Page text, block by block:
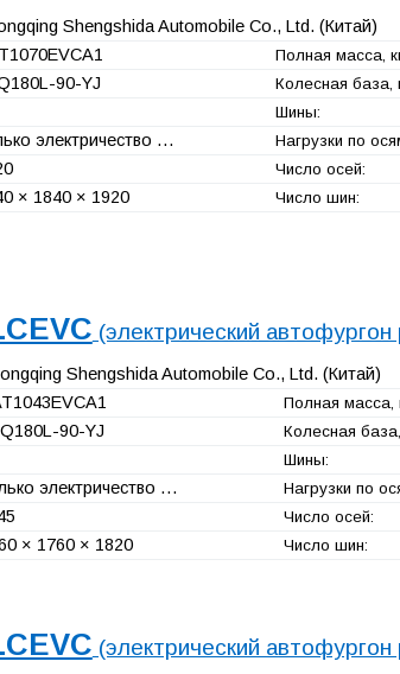
Shengshida Automobile Co., Ltd. (Китай)
Полная масса,
90-YJ Колесная база,
Шины:
электричество … Нагрузки по
Число осей:
× 1840 × 1920 Число шин:
(электрический
Shengshida Automobile Co., Ltd. (Китай)
Полная масса,
90-YJ Колесная
Шины:
электричество … Нагрузки по
Число осей:
× 1760 × 1820 Число шин:
(электрический